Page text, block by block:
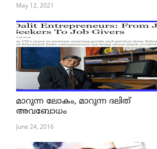
May 12, 2021
മാറുന്ന ലോകം, മാറുന്ന ദലിത്
അവബോധം
June 24, 2016